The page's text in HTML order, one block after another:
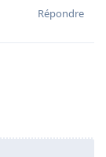
Répondre